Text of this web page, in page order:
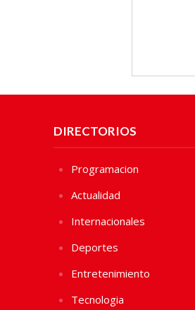
DIRECTORIOS
Programacion
Actualidad
Internacionales
Deportes
Entretenimiento
Tecnologia